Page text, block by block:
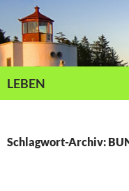
Inhalt
springen
LEBEN
Schlagwort-Archiv: